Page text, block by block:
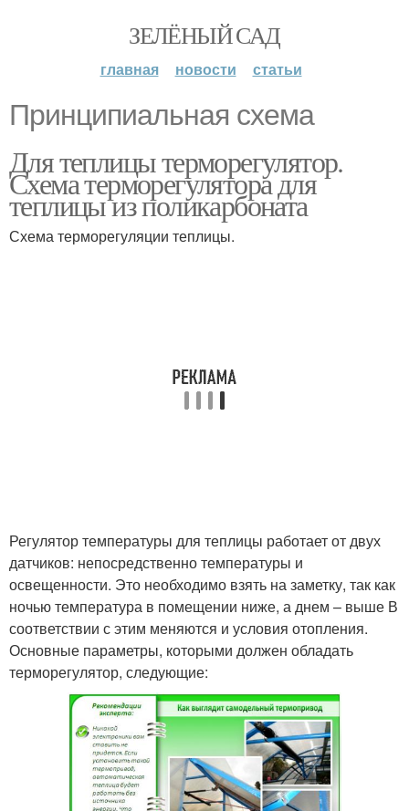
ЗЕЛЁНЫЙ САД
главная новости статьи
Принципиальная схема
Для теплицы терморегулятор.
Схема терморегулятора для
теплицы из поликарбоната
Схема терморегуляции теплицы.
Регулятор температуры для теплицы работает от двух
датчиков: непосредственно температуры и
освещенности. Это необходимо взять на заметку, так как
ночью температура в помещении ниже, а днем – выше В
соответствии с этим меняются и условия отопления.
Основные параметры, которыми должен обладать
терморегулятор, следующие: